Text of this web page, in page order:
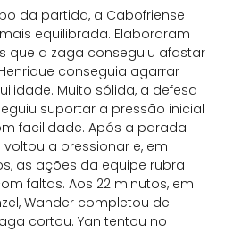
da partida, a Cabofriense
equilibrada. Elaboraram
que a zaga conseguiu afastar
conseguia agarrar
Muito sólida, a defesa
suportar a pressão inicial
facilidade. Após a parada
a pressionar e, em
as ações da equipe rubra
faltas. Aos 22 minutos, em
Wander completou de
cortou. Yan tentou no